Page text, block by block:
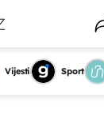
Vijesti Sport